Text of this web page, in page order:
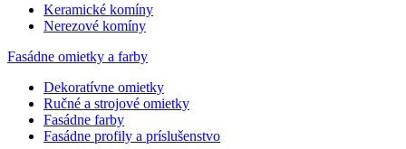
Keramické komíny
Nerezové komíny
Fasádne omietky a farby
Dekoratívne omietky
Ručné a strojové omietky
Fasádne farby
Fasádne profily a príslušenstvo